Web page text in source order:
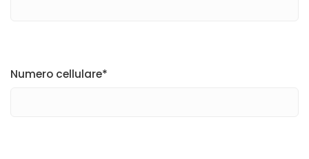
Numero cellulare*